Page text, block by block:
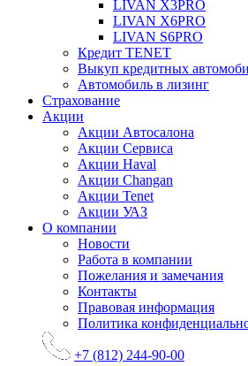
LIVAN X3PRO
LIVAN X6PRO
LIVAN S6PRO
Кредит TENET
Выкуп кредитных
Автомобиль в лизинг
Страхование
Акции
Акции Автосалона
Акции Сервиса
Акции Haval
Акции Changan
Акции Tenet
Акции УАЗ
О компании
Новости
Работа в компании
Пожелания и замечания
Контакты
Правовая информация
Политика
+7 (812) 244-90-00